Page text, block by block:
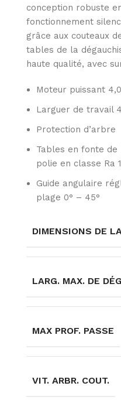
conception robuste
fonctionnement
grâce aux couteaux
tables de la
haute qualité, avec
Moteur puissant
Larguer de travail
Protection d’arbre
Tables en fonte
polie en classe Ra
Guide angulaire
plage 0° – 45°
DIMENSIONS DE
LARG. MAX. DE
MAX PROF. PASSE
VIT. ARBR. COUT.